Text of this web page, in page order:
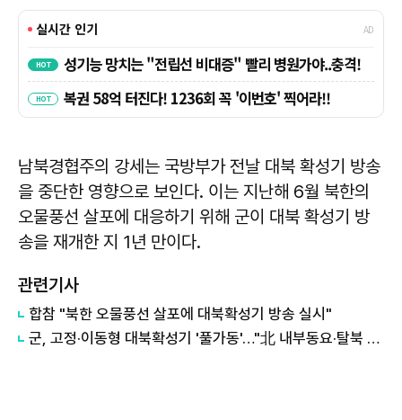
남북경협주의 강세는 국방부가 전날 대북 확성기 방송
을 중단한 영향으로 보인다. 이는 지난해 6월 북한의
오물풍선 살포에 대응하기 위해 군이 대북 확성기 방
송을 재개한 지 1년 만이다.
관련기사
합참 "북한 오물풍선 살포에 대북확성기 방송 실시"
군, 고정·이동형 대북확성기 '풀가동'…"北 내부동요·탈북 등 효과"